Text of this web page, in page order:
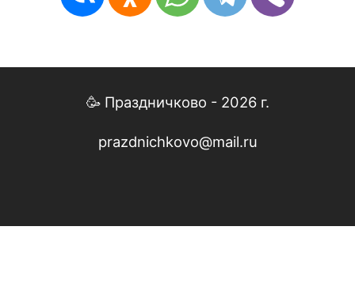
🥳 Праздничково - 2026 г.
prazdnichkovo@mail.ru